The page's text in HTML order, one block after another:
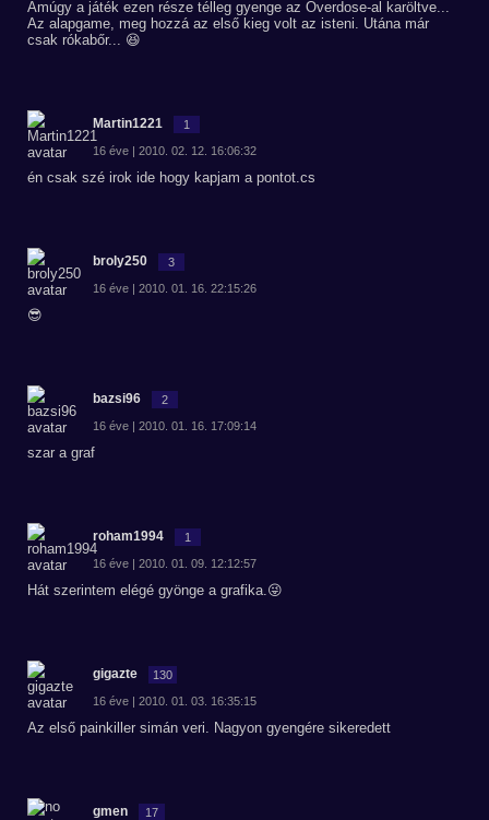
Amúgy a játék ezen része télleg gyenge az Overdose-al karöltve...
Az alapgame, meg hozzá az első kieg volt az isteni. Utána már
csak rókabőr... 😆
Martin1221 1
16 éve | 2010. 02. 12. 16:06:32
én csak szé irok ide hogy kapjam a pontot.cs
broly250 3
16 éve | 2010. 01. 16. 22:15:26
😎
bazsi96 2
16 éve | 2010. 01. 16. 17:09:14
szar a graf
roham1994 1
16 éve | 2010. 01. 09. 12:12:57
Hát szerintem elégé gyönge a grafika.😜
gigazte 130
16 éve | 2010. 01. 03. 16:35:15
Az első painkiller simán veri. Nagyon gyengére sikeredett
gmen 17